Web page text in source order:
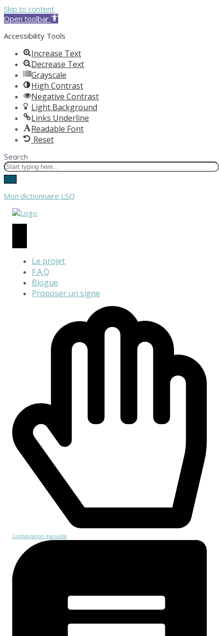
Skip to content
Open toolbar
Accessibility Tools
Increase Text
Decrease Text
Grayscale
High Contrast
Negative Contrast
Light Background
Links Underline
Readable Font
Reset
Search
Mon dictionnaire LSQ
Le projet
F.A.Q
Blogue
Proposer un signe
Configuration manuelle